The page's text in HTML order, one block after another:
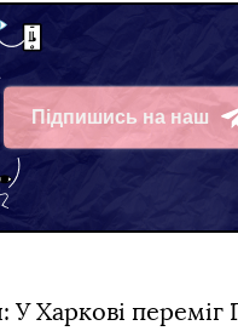
Підпишись на наш
Telegram
У Харкові переміг